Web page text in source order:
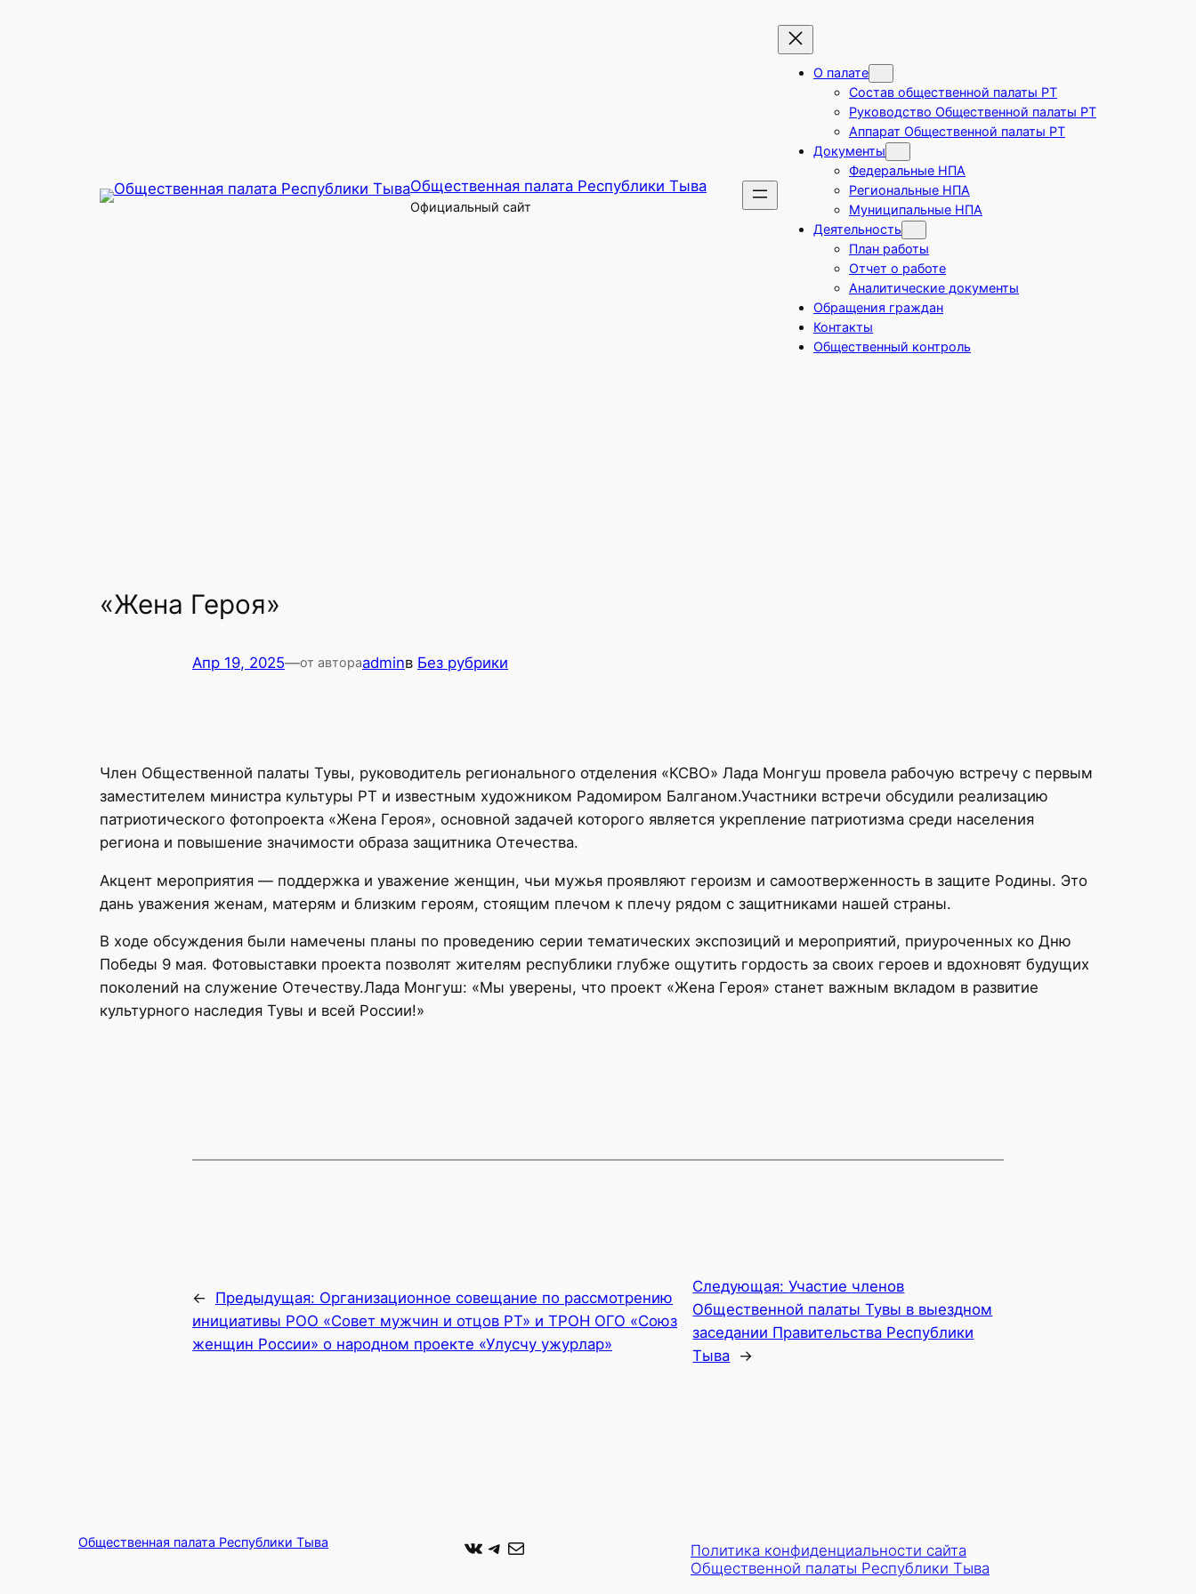
Общественная палата Республики Тыва
Официальный сайт
О палате
Состав общественной палаты РТ
Руководство Общественной палаты РТ
Аппарат Общественной палаты РТ
Документы
Федеральные НПА
Региональные НПА
Муниципальные НПА
Деятельность
План работы
Отчет о работе
Аналитические документы
Обращения граждан
Контакты
Общественный контроль
«Жена Героя»
Апр 19, 2025—от автораadminв Без рубрики
Член Общественной палаты Тувы, руководитель регионального отделения «КСВО» Лада Монгуш провела рабочую встречу с первым
заместителем министра культуры РТ и известным художником Радомиром Балганом.Участники встречи обсудили реализацию
патриотического фотопроекта «Жена Героя», основной задачей которого является укрепление патриотизма среди населения
региона и повышение значимости образа защитника Отечества.
Акцент мероприятия — поддержка и уважение женщин, чьи мужья проявляют героизм и самоотверженность в защите Родины. Это
дань уважения женам, матерям и близким героям, стоящим плечом к плечу рядом с защитниками нашей страны.
В ходе обсуждения были намечены планы по проведению серии тематических экспозиций и мероприятий, приуроченных ко Дню
Победы 9 мая. Фотовыставки проекта позволят жителям республики глубже ощутить гордость за своих героев и вдохновят будущих
поколений на служение Отечеству.Лада Монгуш: «Мы уверены, что проект «Жена Героя» станет важным вкладом в развитие
культурного наследия Тувы и всей России!»
← Предыдущая: Организационное совещание по рассмотрению
инициативы РОО «Совет мужчин и отцов РТ» и ТРОН ОГО «Союз
женщин России» о народном проекте «Улусчу ужурлар»
Следующая:Участие членов
Общественной палаты Тувы в выездном
заседании Правительства Республики
Тыва →
Общественная палата Республики Тыва ВКонтакте Telegram Почта
Политика конфиденциальности сайта
Общественной палаты Республики Тыва